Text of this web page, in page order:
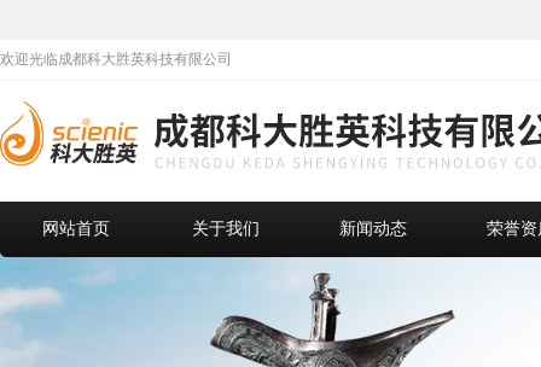
欢迎光临成都科大胜英科技有限公司
网站首页 关于我们 新闻动态 荣誉资